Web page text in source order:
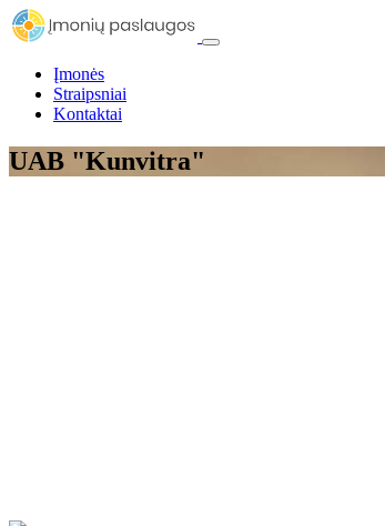
Įmonės
Straipsniai
Kontaktai
UAB "Kunvitra"